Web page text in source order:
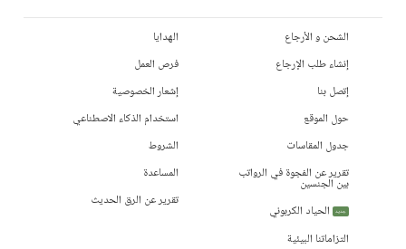
الشحن و الأرجاع
إنشاء طلب الإرجاع
إتصل بنا
حول الموقع
جدول المقاسات
تقرير عن الفجوة في الرواتب
بين الجنسين
جديد
الحياد الكربوني
التزاماتنا البيئية
الهدايا
فرص العمل
إشعار الخصوصية
استخدام الذكاء الاصطناعي
الشروط
المساعدة
تقرير عن الرق الحديث